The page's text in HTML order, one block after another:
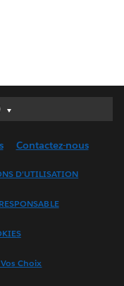
Contactez-nous
D'UTILISATION
Choix